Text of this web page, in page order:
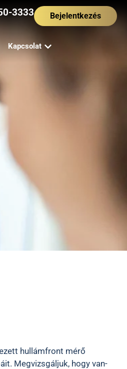
3333 Bejelentkezés
Kapcsolat
hullámfront mérő
Megvizsgáljuk, hogy van-